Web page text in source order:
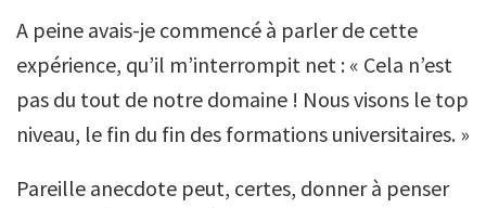
A peine avais-je commencé à parler de cette
expérience, qu’il m’interrompit net : « Cela n’est
pas du tout de notre domaine ! Nous visons le top
niveau, le fin du fin des formations universitaires. »
Pareille anecdote peut, certes, donner à penser